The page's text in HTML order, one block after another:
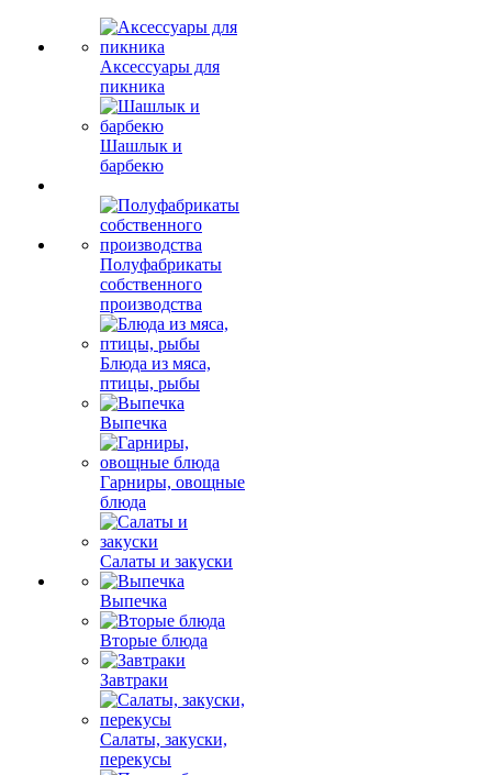
Аксессуары для
пикника
Шашлык и
барбекю
Полуфабрикаты
собственного
производства
Блюда из мяса,
птицы, рыбы
Выпечка
Гарниры, овощные
блюда
Салаты и закуски
Выпечка
Вторые блюда
Завтраки
Салаты, закуски,
перекусы